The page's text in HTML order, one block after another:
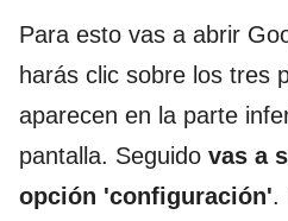
Para esto vas a abrir
harás clic sobre los tres
aparecen en la parte
pantalla. Seguido vas a
opción 'configuración'.